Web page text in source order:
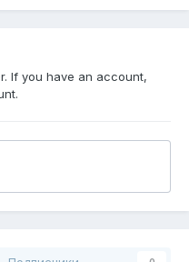
If you have an account,